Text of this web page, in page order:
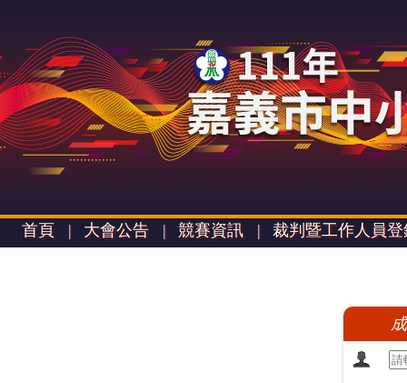
首頁 | 大會公告 | 競賽資訊 | 裁判暨工作人員